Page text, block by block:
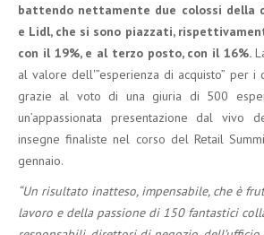
battendo nettamente due colossi della
e Lidl, che si sono piazzati,
con il 19%, e al terzo posto, con il 16%.
al valore dell'”esperienza di acquisto” per i
grazie al voto di una giuria di 500
un’appassionata presentazione dal
insegne finaliste nel corso del Retail
gennaio.
“Un risultato inatteso, impensabile, che è
lavoro e della passione di 150 fantastici